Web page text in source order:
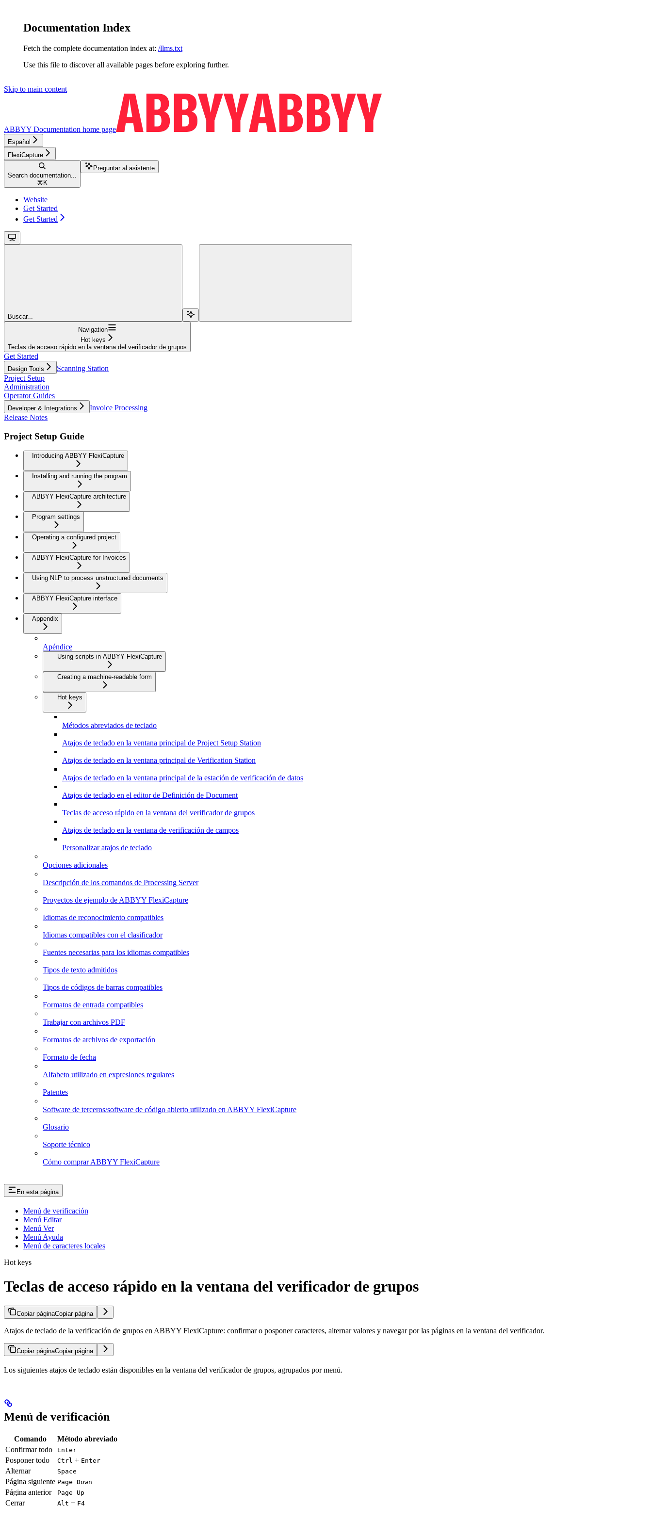
Documentation Index
Fetch the complete documentation index at: /llms.txt
Use this file to discover all available pages before exploring further.
Skip to main content
ABBYY Documentation home page
Español
FlexiCapture
Search documentation...
⌘ K
Preguntar al asistente
Website
Get Started
Get Started
Buscar...
Navigation
Hot keys
Teclas de acceso rápido en la ventana del verificador de grupos
Get Started
Design Tools
Scanning Station
Project Setup
Administration
Operator Guides
Developer & Integrations
Invoice Processing
Release Notes
Project Setup Guide
Introducing ABBYY FlexiCapture
Installing and running the program
ABBYY FlexiCapture architecture
Program settings
Operating a configured project
ABBYY FlexiCapture for Invoices
Using NLP to process unstructured documents
ABBYY FlexiCapture interface
Appendix
Apéndice
Using scripts in ABBYY FlexiCapture
Creating a machine-readable form
Hot keys
Métodos abreviados de teclado
Atajos de teclado en la ventana principal de Project Setup Station
Atajos de teclado en la ventana principal de Verification Station
Atajos de teclado en la ventana principal de la estación de verificación de datos
Atajos de teclado en el editor de Definición de Document
Teclas de acceso rápido en la ventana del verificador de grupos
Atajos de teclado en la ventana de verificación de campos
Personalizar atajos de teclado
Opciones adicionales
Descripción de los comandos de Processing Server
Proyectos de ejemplo de ABBYY FlexiCapture
Idiomas de reconocimiento compatibles
Idiomas compatibles con el clasificador
Fuentes necesarias para los idiomas compatibles
Tipos de texto admitidos
Tipos de códigos de barras compatibles
Formatos de entrada compatibles
Trabajar con archivos PDF
Formatos de archivos de exportación
Formato de fecha
Alfabeto utilizado en expresiones regulares
Patentes
Software de terceros/software de código abierto utilizado en ABBYY FlexiCapture
Glosario
Soporte técnico
Cómo comprar ABBYY FlexiCapture
En esta página
Menú de verificación
Menú Editar
Menú Ver
Menú Ayuda
Menú de caracteres locales
Hot keys
Teclas de acceso rápido en la ventana del verificador de grupos
Copiar páginaCopiar página
Atajos de teclado de la verificación de grupos en ABBYY FlexiCapture: confirmar o posponer caracteres, alternar valores y navegar por las páginas en la ventana del verificador.
Copiar páginaCopiar página
Los siguientes atajos de teclado están disponibles en la ventana del verificador de grupos, agrupados por menú.
Menú de verificación
Comando
Método abreviado
Confirmar todo
Enter
Posponer todo Ctrl + Enter
Alternar Space
Página siguiente Page Down
Página anterior Page Up
Cerrar Alt + F4